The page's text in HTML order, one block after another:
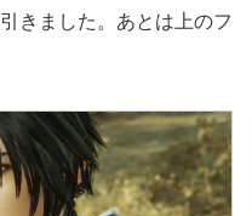
きました。あとは上のフ